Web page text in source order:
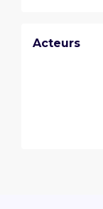
Acteurs